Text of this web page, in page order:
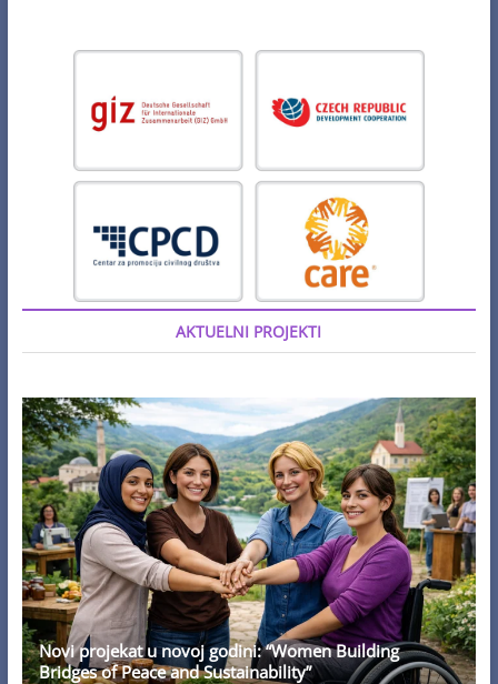
AKTUELNI PROJEKTI
Novi projekat u novoj godini: “Women Building
Bridges of Peace and Sustainability”